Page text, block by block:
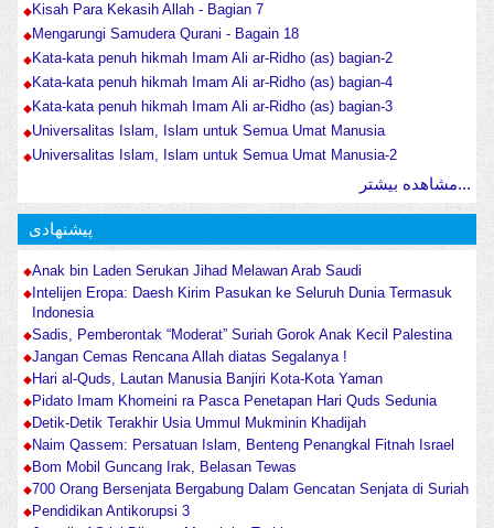
Kisah Para Kekasih Allah - Bagian 7
Mengarungi Samudera Qurani - Bagain 18
Kata-kata penuh hikmah Imam Ali ar-Ridho (as) bagian-2
Kata-kata penuh hikmah Imam Ali ar-Ridho (as) bagian-4
Kata-kata penuh hikmah Imam Ali ar-Ridho (as) bagian-3
Universalitas Islam, Islam untuk Semua Umat Manusia
Universalitas Islam, Islam untuk Semua Umat Manusia-2
مشاهده بیشتر...
پیشنهادی
Anak bin Laden Serukan Jihad Melawan Arab Saudi
Intelijen Eropa: Daesh Kirim Pasukan ke Seluruh Dunia Termasuk
Indonesia
Sadis, Pemberontak “Moderat” Suriah Gorok Anak Kecil Palestina
Jangan Cemas Rencana Allah diatas Segalanya !
Hari al-Quds, Lautan Manusia Banjiri Kota-Kota Yaman
Pidato Imam Khomeini ra Pasca Penetapan Hari Quds Sedunia
Detik-Detik Terakhir Usia Ummul Mukminin Khadijah
Naim Qassem: Persatuan Islam, Benteng Penangkal Fitnah Israel
Bom Mobil Guncang Irak, Belasan Tewas
700 Orang Bersenjata Bergabung Dalam Gencatan Senjata di Suriah
Pendidikan Antikorupsi 3